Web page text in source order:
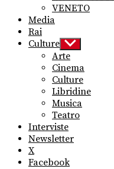
VENETO
Media
Rai
Culture Show
sub
menu
Arte
Cinema
Culture
Libridine
Musica
Teatro
Interviste
Newsletter
X
Facebook